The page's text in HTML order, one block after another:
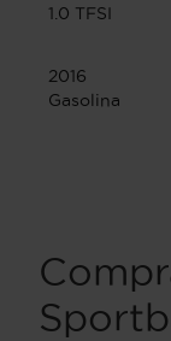
1.0 TFSI
2016
Gasolina